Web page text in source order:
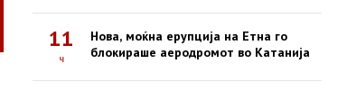
11
ч
Нова, моќна ерупција на Етна го
блокираше аеродромот во Катанија